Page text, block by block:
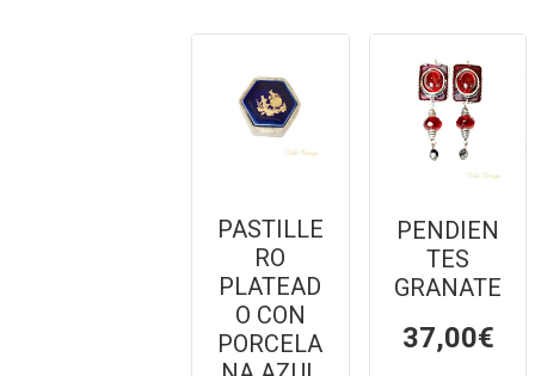
PASTILLE
RO
PLATEAD
O CON
PORCELA
PENDIEN
TES
GRANATE
37,00€